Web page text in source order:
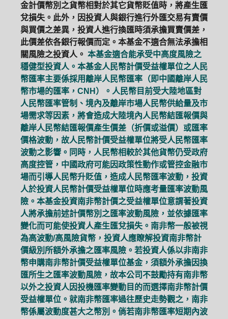
金計價幣別之貨幣相對於其它貨幣貶值時，將產生匯
兌損失。此外，因投資人與銀行進行外匯交易有賣價
與買價之差異，投資人進行換匯時須承擔買賣價差，
此價差依各銀行報價而定。本基金不適合無法承擔相
關風險之投資人。 本基金適合能承受中高度風險之
穩健型投資人。本基金人民幣計價受益權單位之人民
幣匯率主要係採用離岸人民幣匯率（即中國離岸人民
幣市場的匯率，CNH）。人民幣目前受大陸地區對
人民幣匯率管制、境內及離岸市場人民幣供給量及市
場需求等因素，將會造成大陸境內人民幣結匯報價與
離岸人民幣結匯報價產生價差（折價或溢價）或匯率
價格波動，故人民幣計價受益權單位將受人民幣匯率
波動之影響。同時，人民幣相較於其他貨幣仍受政府
高度控管，中國政府可能因政策性動作或管控金融市
場而引導人民幣升貶值，造成人民幣匯率波動，投資
人於投資人民幣計價受益權單位時應考量匯率波動風
險。本基金投資南非幣計價之受益權單位意謂著投資
人將承擔前述計價幣別之匯率波動風險，並依據匯率
變化而可能使投資人產生匯兌損失。南非幣一般被視
為高波動/高風險貨幣，投資人應瞭解投資南非幣計
價級別所額外承擔之匯率風險。若投資人係以非南非
幣申購南非幣計價受益權單位基金，須額外承擔因換
匯所生之匯率波動風險，故本公司不鼓勵持有南非幣
以外之投資人因投機匯率變動目的而選擇南非幣計價
受益權單位。就南非幣匯率過往歷史走勢觀之，南非
幣係屬波動度甚大之幣別。倘若南非幣匯率短期內波